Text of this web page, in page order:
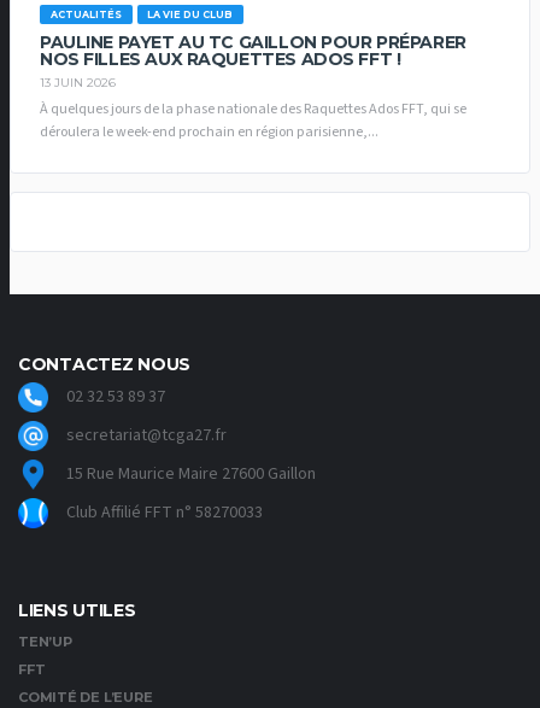
ACTUALITÉS LA VIE DU CLUB
PAULINE PAYET AU TC GAILLON POUR PRÉPARER
NOS FILLES AUX RAQUETTES ADOS FFT !
13 JUIN 2026
À quelques jours de la phase nationale des Raquettes Ados FFT, qui se
déroulera le week-end prochain en région parisienne,...
CONTACTEZ NOUS
02 32 53 89 37
secretariat@tcga27.fr
15 Rue Maurice Maire 27600 Gaillon
Club Affilié FFT n° 58270033
LIENS UTILES
TEN’UP
FFT
COMITÉ DE L’EURE